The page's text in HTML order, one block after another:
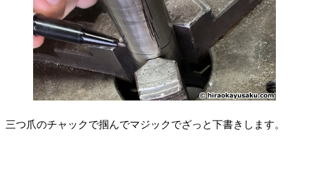
三つ爪のチャックで掴んでマジックでざっと下書きします。